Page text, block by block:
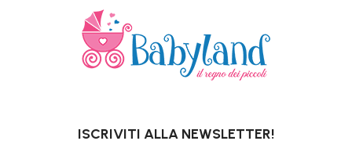
ISCRIVITI ALLA NEWSLETTER!